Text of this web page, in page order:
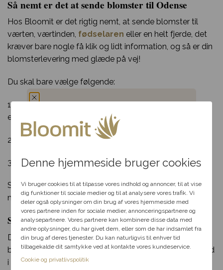
Denne hjemmeside bruger cookies
Vi bruger cookies til at tilpasse vores indhold og annoncer, til at vise
dig funktioner til sociale medier og til at analysere vores trafik. Vi
deler også oplysninger om din brug af vores hjemmeside med
vores partnere inden for sociale medier, annonceringspartnere og
analysepartnere. Vores partnere kan kombinere disse data med
andre oplysninger, du har givet dem, eller som de har indsamlet fra
din brug af deres tjenester. Du kan naturligvis til enhver tid
tilbagekalde dit samtykke ved at kontakte vores kundeservice.
Cookie og privatlivspolitik
Så nemt er det at sende blomster til Odense
Hos Bloomit er det rigtig nemt, at sende blomster til
værten, værtinden, fødselaren eller en helt fjerde, det
kræver bare nogle få klik og lidt information, og så er din
blomsterlevering med glæde på vej!
Du skal bare vælge følgende:
1. Hvilken buket den heldige modtager skal have + evt
ekstra godter
2. Hvor og hvornår modtageren skal have den
3. Afgive din bestilling
Så har du gjort din del for at skabe glæde hos
modtageren!
Send blomster i Odense i dag med Bloomit
Du kan indtaste dit postnr. her for at se om din
blomsterlevering til Odense kan nå at blive sendt af sted
i dag.
Du har fået en
passer til dig, så hjælper vi
dig videre med at finde den
perfekte rabat til dit svar.
Fødselsdag